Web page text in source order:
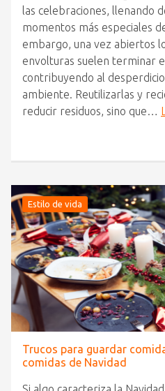
las celebraciones, llenando
momentos más especiales
embargo, una vez abiertos
envolturas suelen terminar
contribuyendo al
ambiente. Reutilizarlas y
reducir residuos, sino que…
Estilo de vida
Trucos para guardar
comidas de Navidad